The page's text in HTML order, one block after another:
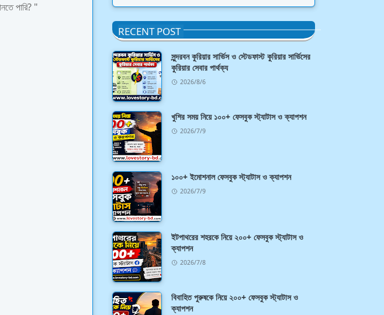
পারি? "
RECENT POST
সুন্দরবন কুরিয়ার সার্ভিস ও স্টেডফাস্ট কুরিয়ার সার্ভিসের
কুরিয়ার সেবার পার্থক্য
2026/8/6
খুশির সময় নিয়ে ১০০+ ফেসবুক স্ট্যাটাস ও ক্যাপশন
2026/7/9
১০০+ ইমোশনাল ফেসবুক স্ট্যাটাস ও ক্যাপশন
2026/7/9
ইটপাথরের শহরকে নিয়ে ২০০+ ফেসবুক স্ট্যাটাস ও
ক্যাপশন
2026/7/8
বিবাহিত পুরুষকে নিয়ে ২০০+ ফেসবুক স্ট্যাটাস ও
ক্যাপশন